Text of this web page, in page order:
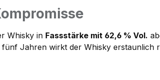
Whisky in Fassstärke mit 62,6 % Vol.
Jahren wirkt der Whisky